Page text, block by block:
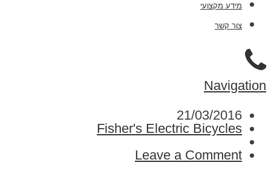
מידע מקצועי
צור קשר
Navigation
21/03/2016
Fisher's Electric Bicycles
Leave a Comment